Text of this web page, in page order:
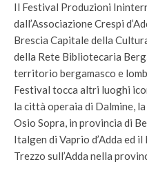
Il Festival Produzioni
dall’Associazione Crespi
Brescia Capitale della
della Rete Bibliotecaria
territorio bergamasco e
Festival tocca altri luoghi
la città operaia di Dalmine,
Osio Sopra, in provincia di
Italgen di Vaprio d’Adda ed
Trezzo sull’Adda nella